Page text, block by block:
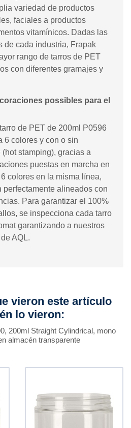
variedad de productos
faciales a productos
vitamínicos. Dadas las
de cada industria, Frapak
rango de tarros de PET
con diferentes gramajes y
possibles para el
de PET de 200ml P0596
6 colores y con o sin
stamping), gracias a
puestas en marcha en
colores en la misma línea,
perfectamente alineados con
Para garantizar el 100%
se inspecciona cada tarro
garantizando a nuestros
AQL.
vieron este artículo
lo vieron:
200ml Straight Cylindrical, mono
almacén transparente